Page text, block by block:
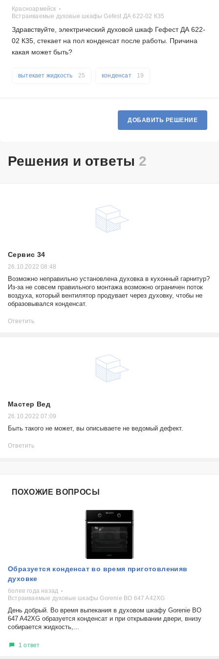
Красноармейск
Встраиваемые духовые шкафы Gefest ДА 622-02 К35
Здравствуйте, электрический духовой шкаф Гефест ДА 622-
02 К35, стекает на пол конденсат после работы. Причина
какая может быть?
конденсат 19
вытекает жидкость 25
ДОБАВИТЬ РЕШЕНИЕ
Решения и ответы 2
Сервис 34
26.10.2022 08:48
Возможно неправильно установлена духовка в кухонный гарнитур?
Из-за не совсем правильного монтажа возможно ограничен поток
воздуха, который вентилятор продувает через духовку, чтобы не
образовывался конденсат.
Ответить
Мастер Вед
26.10.2022 07:09
Быть такого не может, вы описываете не ведомый дефект.
Ответить
ПОХОЖИЕ ВОПРОСЫ
Образуется конденсат во время приготовленияв
духовке
более года назад
Встраиваемые духовые шкафы Gorenie BO 647 A42XG
День добрый. Во время выпекания в духовом шкафу Gorenie BO
647 A42XG образуется конденсат и при открывании двери, внизу
собирается жидкость,...
1 ответ